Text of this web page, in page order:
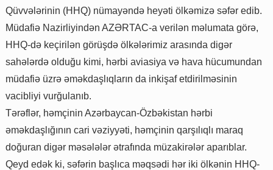
Qüvvələrinin (HHQ) nümayəndə heyəti ölkəmizə səfər edib.
Müdafiə Nazirliyindən AZƏRTAC-a verilən məlumata görə,
HHQ-də keçirilən görüşdə ölkələrimiz arasında digər
sahələrdə olduğu kimi, hərbi aviasiya və hava hücumundan
müdafiə üzrə əməkdaşlıqların da inkişaf etdirilməsinin
vacibliyi vurğulanıb.
Tərəflər, həmçinin Azərbaycan-Özbəkistan hərbi
əməkdaşlığının cari vəziyyəti, həmçinin qarşılıqlı maraq
doğuran digər məsələlər ətrafında müzakirələr aparıblar.
Qeyd edək ki, səfərin başlıca məqsədi hər iki ölkənin HHQ-